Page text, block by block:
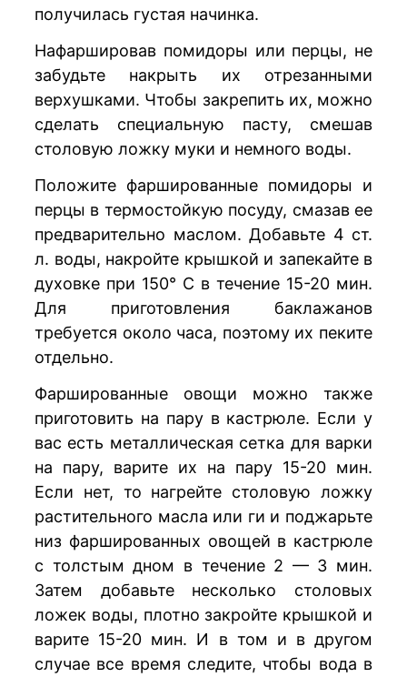
получилась густая начинка.
Нафаршировав помидоры или перцы, не
забудьте накрыть их отрезанными
верхушками. Чтобы закрепить их, можно
сделать специальную пасту, смешав
столовую ложку муки и немного воды.
Положите фаршированные помидоры и
перцы в термостойкую посуду, смазав ее
предварительно маслом. Добавьте 4 ст.
л. воды, накройте крышкой и запекайте в
духовке при 150° С в течение 15-20 мин.
Для приготовления баклажанов
требуется около часа, поэтому их пеките
отдельно.
Фаршированные овощи можно также
приготовить на пару в кастрюле. Если у
вас есть металлическая сетка для варки
на пару, варите их на пару 15-20 мин.
Если нет, то нагрейте столовую ложку
растительного масла или ги и поджарьте
низ фаршированных овощей в кастрюле
с толстым дном в течение 2 — 3 мин.
Затем добавьте несколько столовых
ложек воды, плотно закройте крышкой и
варите 15-20 мин. И в том и в другом
случае все время следите, чтобы вода в